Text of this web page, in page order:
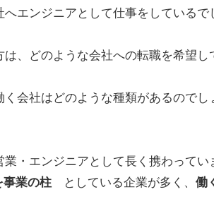
エンジニアとして仕事をしているで
、どのような会社への転職を希望し
会社はどのような種類があるのでし
・エンジニアとして長く携わってい
事業の柱 としている企業が多く、 働